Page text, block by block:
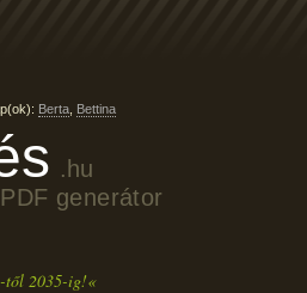
.hu
generátor
től 2035-ig!«
Berta Bettina